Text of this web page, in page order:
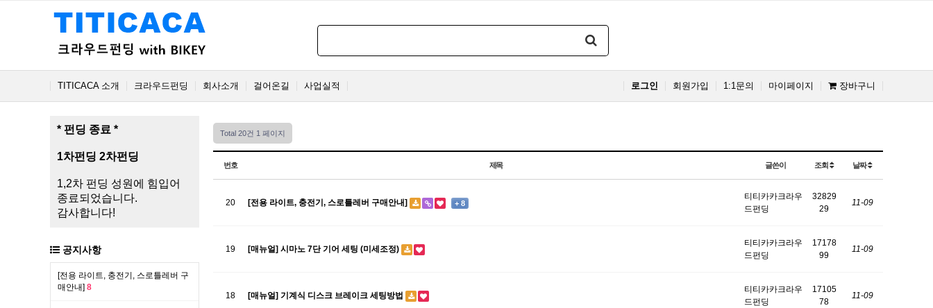
TITICACA 소개 크라우드펀딩 회사소개 걸어온길 사업실적 장바구니
마이페이지
1:1문의
회원가입
로그인
* 펀딩 종료 *
1차펀딩 2차펀딩
1,2차 펀딩 성원에 힘입어
종료되었습니다.
감사합니다!
공지사항
[전용 라이트, 충전기, 스로틀레버 구
매안내] 8
Total 20건 1 페이지
번호 제목 글쓴이 조회 날짜
20 [전용 라이트, 충전기, 스로틀레버 구매안내] + 8
티티카카크라우
드펀딩
32829
29
11-09
19 [매뉴얼] 시마노 7단 기어 세팅 (미세조정)
티티카카크라우
드펀딩
17178
99
11-09
18 [매뉴얼] 기계식 디스크 브레이크 세팅방법
티티카카크라우
드펀딩
17105
78
11-09